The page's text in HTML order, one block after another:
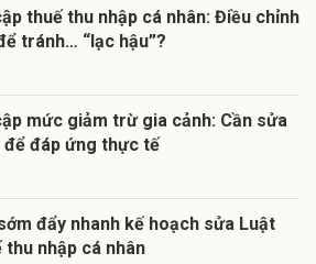
thuế thu nhập cá nhân: Điều chỉnh
tránh… “lạc hậu”?
mức giảm trừ gia cảnh: Cần sửa
để đáp ứng thực tế
đẩy nhanh kế hoạch sửa Luật
thu nhập cá nhân